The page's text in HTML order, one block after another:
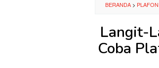
BERANDA > PLAFON
Langit-
Coba